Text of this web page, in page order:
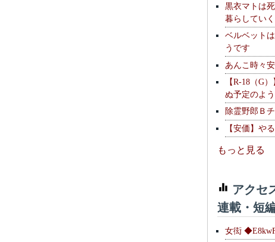
黒衣マトは
暮らしてい
ベルベット
うです
あんこ時々
【R-18（G
ぬ予定のよ
除霊野郎Ｂ
【安価】や
もっと見る
アクセ
連載・短
女衒